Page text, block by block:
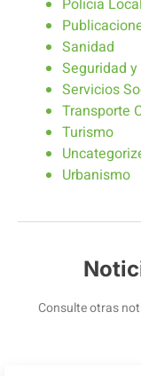
Sanidad
Seguridad
Servicios
Transporte
Turismo
Urbanismo
Consulte otras